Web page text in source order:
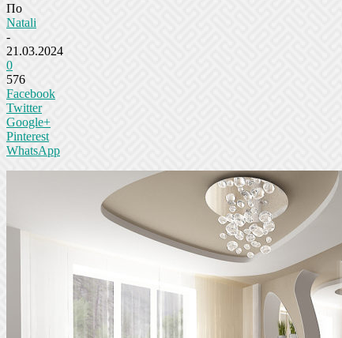
По
Natali
-
21.03.2024
0
576
Facebook
Twitter
Google+
Pinterest
WhatsApp